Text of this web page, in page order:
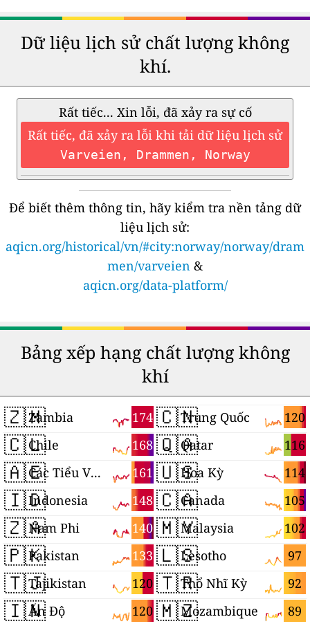
Dữ liệu lịch sử chất lượng không
khí.
Rất tiếc... Xin lỗi, đã xảy ra sự cố
Rất tiếc, đã xảy ra lỗi khi tải dữ liệu lịch sử
Varveien, Drammen, Norway
Để biết thêm thông tin, hãy kiểm tra nền tảng dữ
liệu lịch sử:
aqicn.org/historical/vn/#city:norway/norway/dram
men/varveien &
aqicn.org/data-platform/
Bảng xếp hạng chất lượng không
khí
🇿🇲 174
Zambia
🇨🇱 168
Chile
🇦🇪 161
Các Tiểu Vương quốc Ả Rập Thống nhất
🇮🇩 148
Indonesia
🇿🇦 140
Nam Phi
🇵🇰 133
Pakistan
🇹🇯 120
Tajikistan
🇮🇳 120
Ấn Độ
🇨🇳 120
Trung Quốc
🇶🇦 116
Qatar
🇺🇸 114
Hoa Kỳ
🇨🇦 105
Canada
🇲🇾 102
Malaysia
🇱🇸 97
Lesotho
🇹🇷 92
Thổ Nhĩ Kỳ
🇲🇿 89
Mozambique